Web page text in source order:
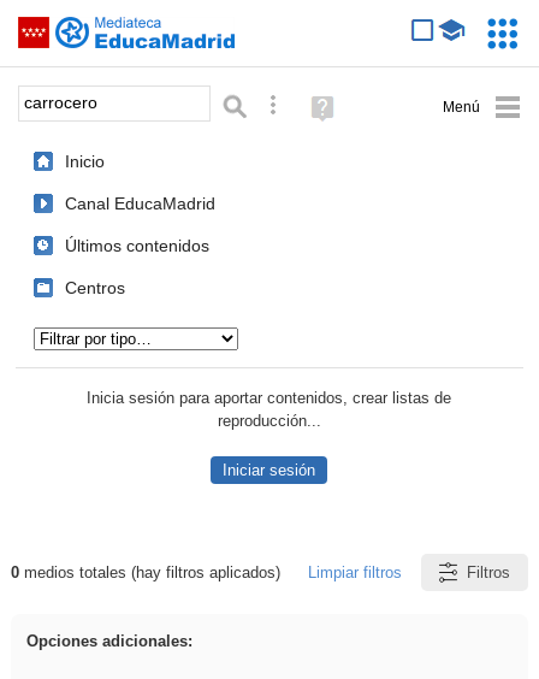
Saltar navegación
Palabra o frase: Búsqueda avanzada
Ayuda
(en
Inicio
Canal EducaMadrid
Últimos contenidos
Centros
Inicia sesión para aportar contenidos, crear listas de
reproducción...
Iniciar sesión
Resultados de: carrocero
0medios totales (hay filtros aplicados) Limpiar filtros Filtros
Opciones adicionales: